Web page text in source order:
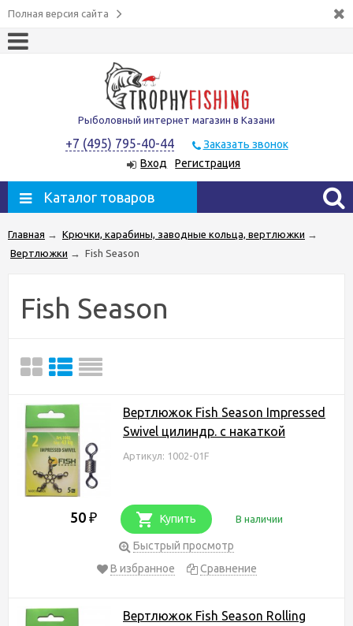
Полная версия сайта
Рыболовный интернет магазин в Казани
+7 (495) 795-40-44
Заказать звонок
Вход
Регистрация
Каталог товаров
Главная → Крючки, карабины, заводные кольца, вертлюжки →
Вертлюжки → Fish Season
Fish Season
Вертлюжок Fish Season Impressed
Swivel цилиндр. с накаткой
Артикул: 1002-01F
50 ₽ Купить В наличии
Быстрый просмотр
В избранное
Сравнение
Вертлюжок Fish Season Rolling